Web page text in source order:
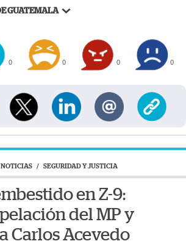
GUATEMALA
0 0 0 0
NOTICIAS / SEGURIDAD Y JUSTICIA
en Z-9:
del MP y
Carlos Acevedo